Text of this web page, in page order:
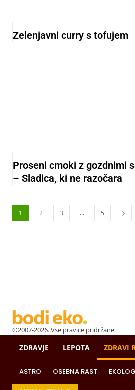
Zelenjavni curry s tofujem
Proseni cmoki z gozdnimi
– Sladica, ki ne razočara
1 2 3 ... 5
©2007-2026. Vse pravice pridržane.
ZDRAVJE LEPOTA ZDRAVI
ASTRO OSEBNA RAST